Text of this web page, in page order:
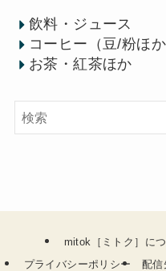
飲料・ジュース
コーヒー（豆/粉ほか
お茶・紅茶ほか
mitok［ミトク］に
プライバシーポリシー
配信